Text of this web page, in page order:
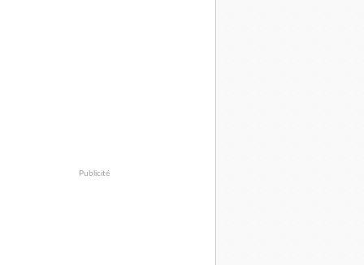
Publicité